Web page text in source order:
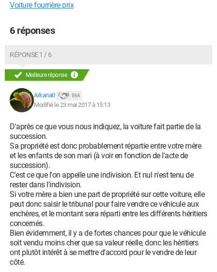
Voiture fourrière prix
6 réponses
RÉPONSE 1 / 6
Meilleure réponse
Arkana0 864
Modifié le 23 mai 2017 à 15:13
D'après ce que vous nous indiquez, la voiture fait partie de la
succession.
Sa propriété est donc probablement répartie entre votre mère
et les enfants de son mari (à voir en fonction de l'acte de
succession).
C'est ce que l'on appelle une indivision. Et nul n'est tenu de
rester dans l'indivision.
Si votre mère a bien une part de propriété sur cette voiture, elle
peut donc saisir le tribunal pour faire vendre ce véhicule aux
enchères, et le montant sera réparti entre les différents héritiers
concernés.
Bien évidemment, il y a de fortes chances pour que le véhicule
soit vendu moins cher que sa valeur réelle, donc les héritiers
ont plutôt intérêt à se mettre d'accord pour le vendre de leur
côté.